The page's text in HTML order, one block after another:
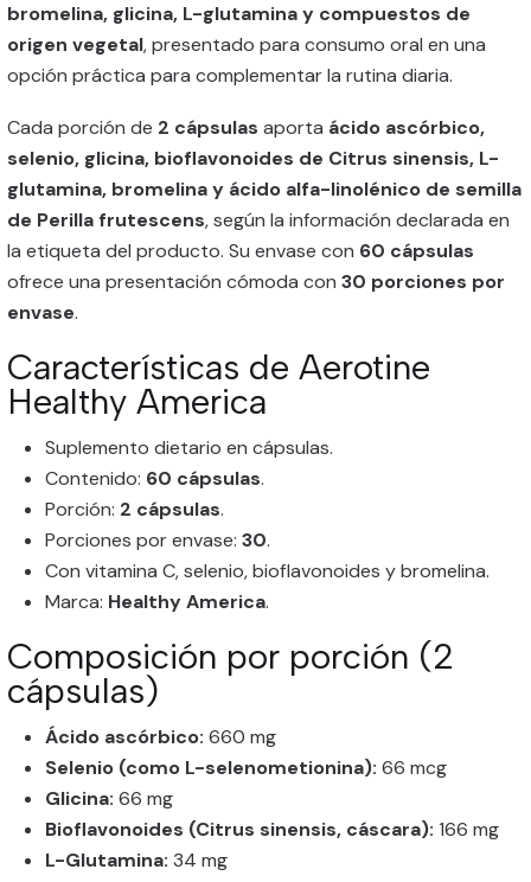
bromelina, glicina, L-glutamina y compuestos de
origen vegetal, presentado para consumo oral en una
opción práctica para complementar la rutina diaria.
Cada porción de 2 cápsulas aporta ácido ascórbico,
selenio, glicina, bioflavonoides de Citrus sinensis, L-
glutamina, bromelina y ácido alfa-linolénico de semilla
de Perilla frutescens, según la información declarada en
la etiqueta del producto. Su envase con 60 cápsulas
ofrece una presentación cómoda con 30 porciones por
envase.
Características de Aerotine
Healthy America
Suplemento dietario en cápsulas.
Contenido: 60 cápsulas.
Porción: 2 cápsulas.
Porciones por envase: 30.
Con vitamina C, selenio, bioflavonoides y bromelina.
Marca: Healthy America.
Composición por porción (2
cápsulas)
Ácido ascórbico: 660 mg
Selenio (como L-selenometionina): 66 mcg
Glicina: 66 mg
Bioflavonoides (Citrus sinensis, cáscara): 166 mg
L-Glutamina: 34 mg